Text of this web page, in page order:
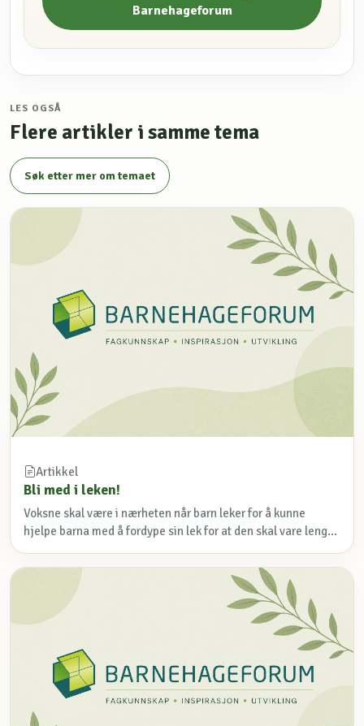
Barnehageforum
LES OGSÅ
Flere artikler i samme tema
Søk etter mer om temaet
Artikkel
Bli med i leken!
Voksne skal være i nærheten når barn leker for å kunne
hjelpe barna med å fordype sin lek for at den skal vare leng...